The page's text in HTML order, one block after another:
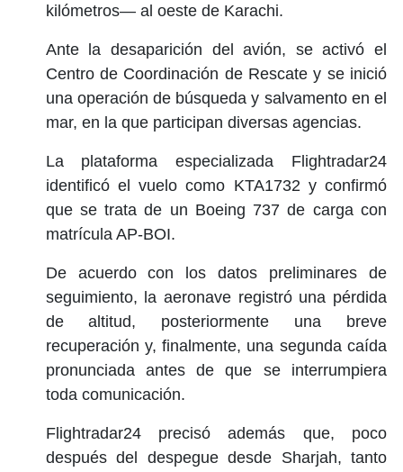
kilómetros— al oeste de Karachi.
Ante la desaparición del avión, se activó el
Centro de Coordinación de Rescate y se inició
una operación de búsqueda y salvamento en el
mar, en la que participan diversas agencias.
La plataforma especializada Flightradar24
identificó el vuelo como KTA1732 y confirmó
que se trata de un Boeing 737 de carga con
matrícula AP-BOI.
De acuerdo con los datos preliminares de
seguimiento, la aeronave registró una pérdida
de altitud, posteriormente una breve
recuperación y, finalmente, una segunda caída
pronunciada antes de que se interrumpiera
toda comunicación.
Flightradar24 precisó además que, poco
después del despegue desde Sharjah, tanto